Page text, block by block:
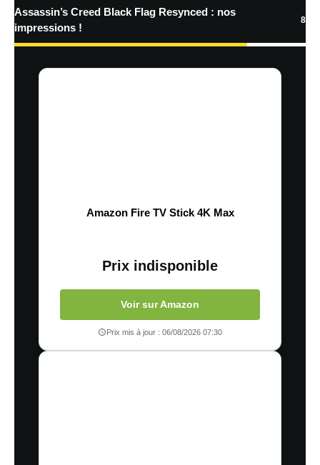
Assassin’s Creed Black Flag Resynced : nos
impressions !
8
Amazon Fire TV Stick 4K Max
Prix indisponible
Voir sur Amazon
Prix mis à jour : 06/08/2026 07:30